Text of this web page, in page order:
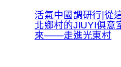
活氣中國調研行|從
北鄉村的JIUYI俱意
來——走進光東村